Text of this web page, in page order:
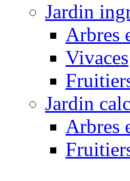
Jardin
Arbres
Vivaces
Jardin
Arbres